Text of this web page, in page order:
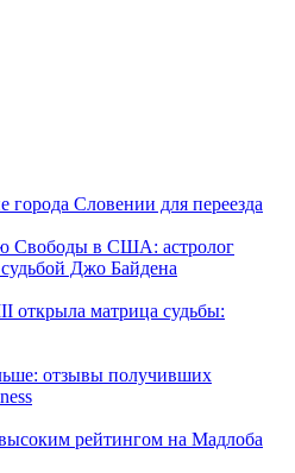
Словении для переезда
Свободы в США: астролог
судьбой Джо Байдена
открыла матрица судьбы:
отзывы получивших
рейтингом на Мадлоба